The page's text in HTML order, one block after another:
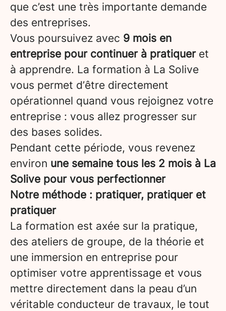
que c’est une très importante demande
des entreprises.
Vous poursuivez avec 9 mois en
entreprise pour continuer à pratiqueret
à apprendre. La formation à La Solive
vous permet d’être directement
opérationnel quand vous rejoignez votre
entreprise : vous allez progresser sur
des bases solides.
Pendant cette période, vous revenez
environ une semaine tous les 2 mois à La
Solive pour vous perfectionner
Notre méthode : pratiquer, pratiquer et
pratiquer
La formation est axée sur la pratique,
des ateliers de groupe, de la théorie et
une immersion en entreprise pour
optimiser votre apprentissage et vous
mettre directement dans la peau d’un
véritable conducteur de travaux, le tout